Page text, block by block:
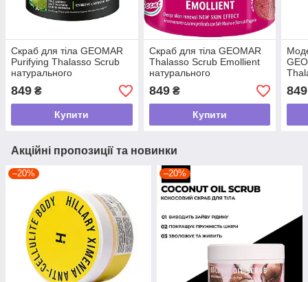
Скраб для тіла GEOMAR
Purifying Thalasso Scrub
натурального
походження, 600 г
849 ₴
Купити
Скраб для тіла GEOMAR
Thalasso Scrub Emollient
натурального
походження, 600 мл
849₴
Купити
849
Акційні пропозиції та новинки
–20% –20%